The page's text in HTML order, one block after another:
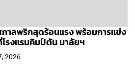
าลพริกสุดร้อนแรง พร้อมการแข่ง
รงแรมคิมป์ตัน มาลัยฯ
2026